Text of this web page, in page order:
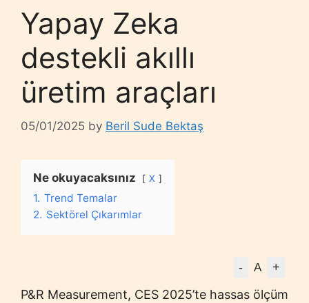
Yapay Zeka
destekli akıllı
üretim araçları
05/01/2025 by Beril Sude Bektaş
Ne okuyacaksınız X
1. Trend Temalar
2. Sektörel Çıkarımlar
- A +
P&R Measurement, CES 2025’te hassas ölçüm